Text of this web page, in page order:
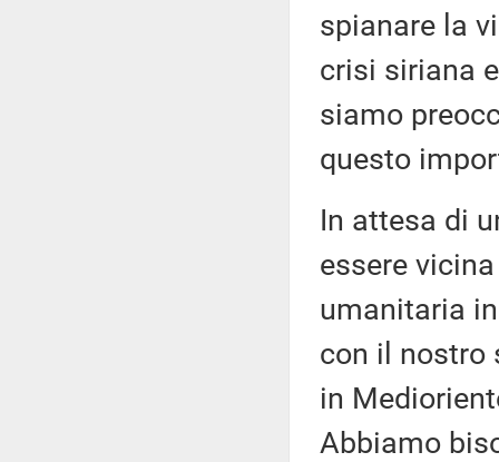
spianare la
crisi siriana
siamo
questo
In attesa di
essere
umanitaria
con il nostro
in
Abbiamo